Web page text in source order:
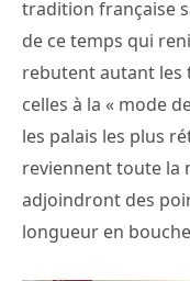
tradition française
de ce temps qui
rebutent autant les
celles à la « mode
les palais les plus
reviennent toute la
adjoindront des
longueur en